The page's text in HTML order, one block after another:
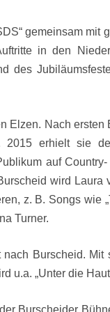
gemeinsam mit
in den
des
Elzen. Nach
2015 erhielt sie
auf
wird
z. B. Songs wie
Turner.
Burscheid. Mit
u.a. „Unter die
Burscheider